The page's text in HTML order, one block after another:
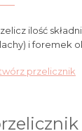
ilość
i foremek
przelicznik